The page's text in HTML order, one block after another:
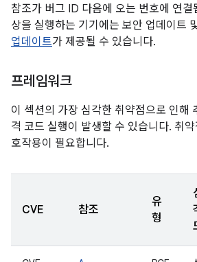
참조가 버그 ID 다음에 오는 번호에 연결
상을 실행하는 기기에는 보안 업데이트
업데이트가 제공될 수 있습니다.
프레임워크
이 섹션의 가장 심각한 취약점으로 인해
격 코드 실행이 발생할 수 있습니다. 취
호작용이 필요합니다.
CVE 참조
유
형